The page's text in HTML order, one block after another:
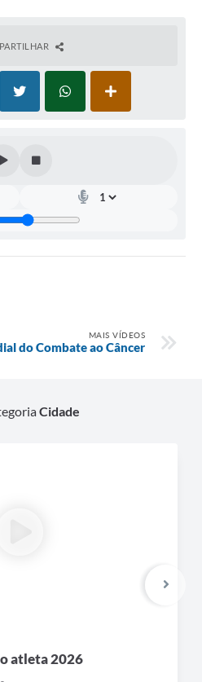
MAIS VÍDEOS
do Combate ao Câncer
Cidade
atleta 2026